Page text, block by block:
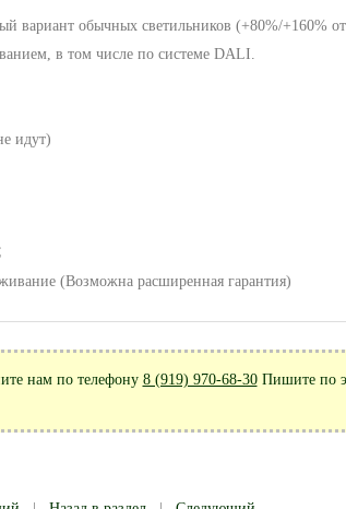
вариант обычных светильников (+80%/+160%
в том числе по системе DALI.
идут)
(Возможна расширенная гарантия)
нам по телефону 8 (919) 970-68-30Пишите по